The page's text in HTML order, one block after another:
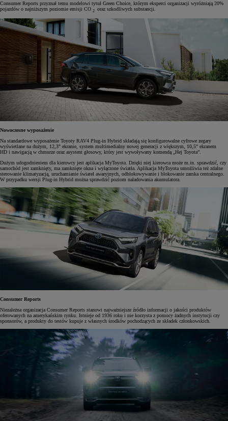
Consumer Reports przyznał temu modelowi tytuł Green Choice, którym eksperci organizacji wyróżniają 20%
pojazdów o najniższym poziomie emisji CO 2 oraz szkodliwych substancji.
Nowoczesne wyposażenie
Na standardowe wyposażenie Toyoty RAV4 Plug-in Hybrid składają się konfigurowalne cyfrowe zegary
wyświetlane na dużym, 12,3" ekranie, system multimedialny nowej generacji z większym, 10,5" ekranem
HD i nawigacją w chmurze oraz asystent głosowy, który jest wywoływany komendą „Hej Toyota”.
Dużym udogodnieniem dla kierowcy jest aplikacja MyToyota. Dzięki niej kierowca może m.in. sprawdzić, czy
samochód jest zamknięty, ma zamknięte okna i wyłączone światła. Aplikacja MyToyota umożliwia też zdalne
sterowanie klimatyzacją, uruchamianie świateł awaryjnych, odblokowywanie i blokowanie zamka centralnego.
W przypadku wersji Plug-in Hybrid można sprawdzić poziom naładowania akumulatora.
Consumer Reports
Niezależna organizacja Consumer Reports stanowi najważniejsze źródło informacji o jakości produktów
oferowanych na amerykańskim rynku. Istnieje od 1936 roku i nie korzysta z pomocy żadnych instytucji czy
sponsorów, a produkty do testów kupuje z własnych środków pochodzących ze składek członkowskich.